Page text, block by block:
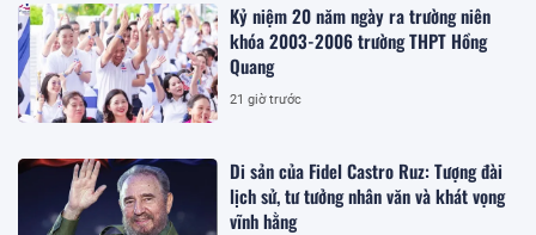
Kỷ niệm 20 năm ngày ra trường niên
khóa 2003-2006 trường THPT Hồng
Quang
21 giờ trước
Di sản của Fidel Castro Ruz: Tượng đài
lịch sử, tư tưởng nhân văn và khát vọng
vĩnh hằng